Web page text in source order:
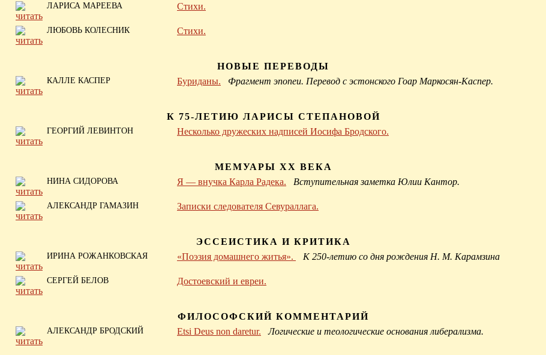
ЛАРИСА МАРЕЕВА Стихи.
ЛЮБОВЬ КОЛЕСНИК Стихи.
НОВЫЕ ПЕРЕВОДЫ
КАЛЛЕ КАСПЕР Буриданы. Фрагмент эпопеи. Перевод с эстонского Гоар Маркосян-Каспер.
К 75-ЛЕТИЮ ЛАРИСЫ СТЕПАНОВОЙ
ГЕОРГИЙ ЛЕВИНТОН Несколько дружеских надписей Иосифа Бродского.
МЕМУАРЫ XX ВЕКА
НИНА СИДОРОВА Я — внучка Карла Радека. Вступительная заметка Юлии Кантор.
АЛЕКСАНДР ГАМАЗИН Записки следователя Севураллага.
ЭССЕИСТИКА И КРИТИКА
ИРИНА РОЖАНКОВСКАЯ «Поэзия домашнего житья». К 250-летию со дня рождения Н. М. Карамзина
СЕРГЕЙ БЕЛОВ Достоевский и евреи.
ФИЛОСОФСКИЙ КОММЕНТАРИЙ
АЛЕКСАНДР БРОДСКИЙ Etsi Deus non daretur. Логические и теологические основания либерализма.